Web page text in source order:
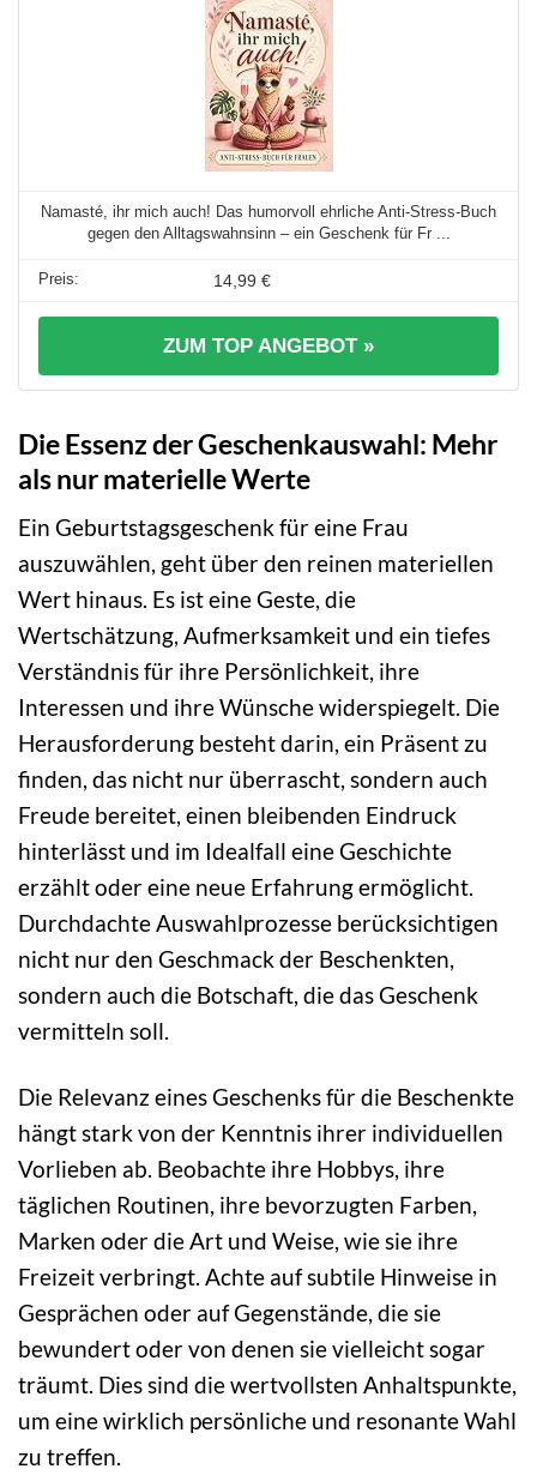
Namasté, ihr mich auch! Das humorvoll ehrliche Anti-Stress-Buch
gegen den Alltagswahnsinn – ein Geschenk für Fr ...
14,99 €
ZUM TOP ANGEBOT »
Die Essenz der Geschenkauswahl: Mehr
als nur materielle Werte
Ein Geburtstagsgeschenk für eine Frau
auszuwählen, geht über den reinen materiellen
Wert hinaus. Es ist eine Geste, die
Wertschätzung, Aufmerksamkeit und ein tiefes
Verständnis für ihre Persönlichkeit, ihre
Interessen und ihre Wünsche widerspiegelt. Die
Herausforderung besteht darin, ein Präsent zu
finden, das nicht nur überrascht, sondern auch
Freude bereitet, einen bleibenden Eindruck
hinterlässt und im Idealfall eine Geschichte
erzählt oder eine neue Erfahrung ermöglicht.
Durchdachte Auswahlprozesse berücksichtigen
nicht nur den Geschmack der Beschenkten,
sondern auch die Botschaft, die das Geschenk
vermitteln soll.
Die Relevanz eines Geschenks für die Beschenkte
hängt stark von der Kenntnis ihrer individuellen
Vorlieben ab. Beobachte ihre Hobbys, ihre
täglichen Routinen, ihre bevorzugten Farben,
Marken oder die Art und Weise, wie sie ihre
Freizeit verbringt. Achte auf subtile Hinweise in
Gesprächen oder auf Gegenstände, die sie
bewundert oder von denen sie vielleicht sogar
träumt. Dies sind die wertvollsten Anhaltspunkte,
um eine wirklich persönliche und resonante Wahl
zu treffen.